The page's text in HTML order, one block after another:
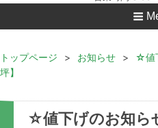
トップページ > お知らせ >
☆値
坪】
☆値下げのお知ら